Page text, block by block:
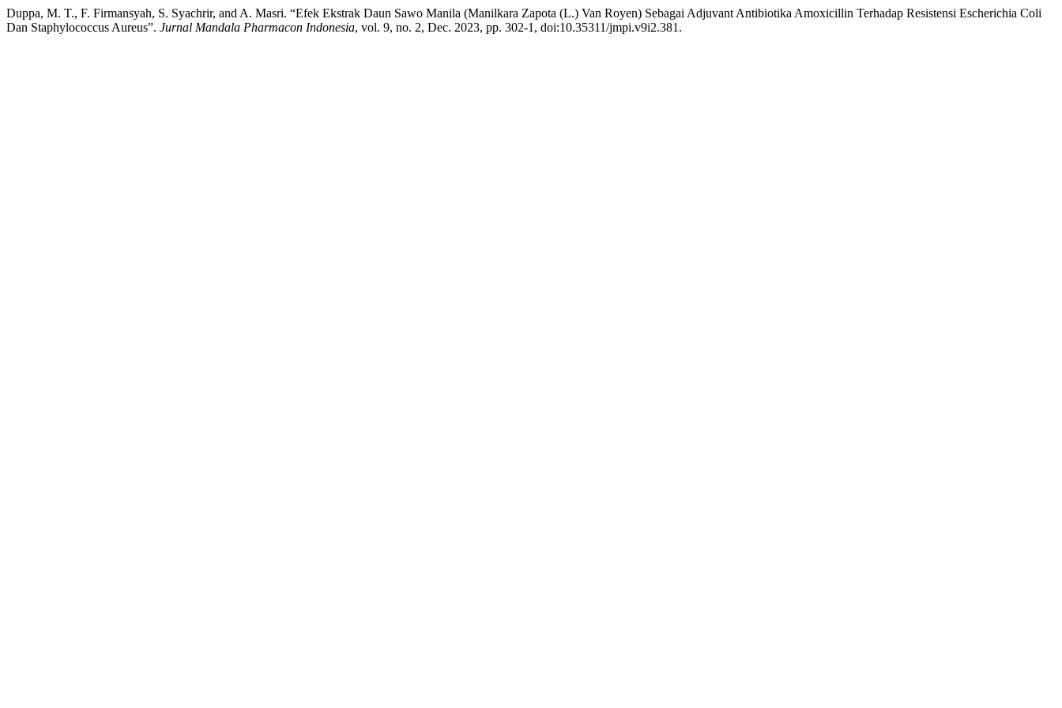
Duppa, M. T., F. Firmansyah, S. Syachrir, and A. Masri. “Efek Ekstrak Daun Sawo Manila (Manilkara Zapota (L.) Van Royen) Sebagai Adjuvant Antibiotika Amoxicillin Terhadap Resistensi Escherichia Coli
Dan Staphylococcus Aureus”. Jurnal Mandala Pharmacon Indonesia, vol. 9, no. 2, Dec. 2023, pp. 302-1, doi:10.35311/jmpi.v9i2.381.